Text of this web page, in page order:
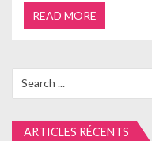
READ MORE
for:
ARTICLES RÉCENTS